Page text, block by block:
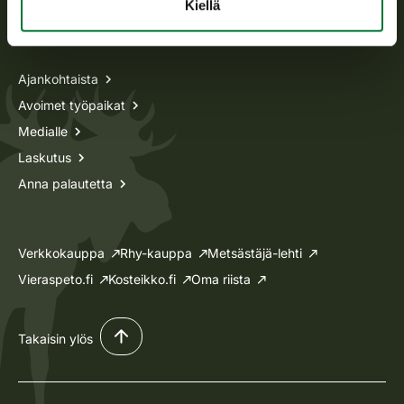
Kiellä
Tietoa meistä
Ajankohtaista
Avoimet työpaikat
Medialle
Laskutus
Anna palautetta
Verkkokauppa Rhy-kauppa
Metsästäjä-lehti
Vieraspeto.fi
Kosteikko.fi Oma riista
Takaisin ylös